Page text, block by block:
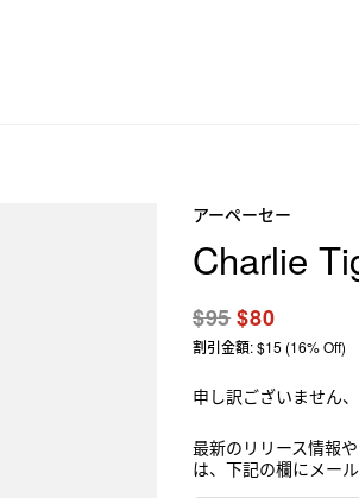
アーペーセー
Charlie
$95$80
割引金額: $15 (16% Off)
申し訳ございません
最新のリリース情報
は、下記の欄にメー